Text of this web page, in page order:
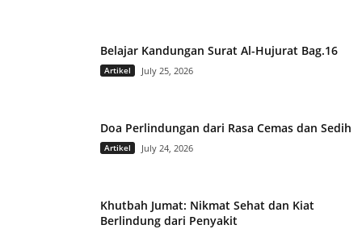
Belajar Kandungan Surat Al-Hujurat Bag.16
Artikel July 25, 2026
Doa Perlindungan dari Rasa Cemas dan Sedih
Artikel July 24, 2026
Khutbah Jumat: Nikmat Sehat dan Kiat
Berlindung dari Penyakit